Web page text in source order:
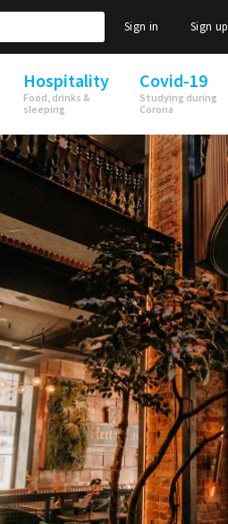
Sign in Sign up
Hospitality
Food, drinks &
sleeping
Covid-19
Studying during
Corona